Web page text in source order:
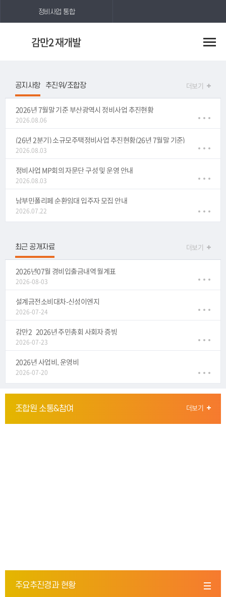
정비사업 통합
감만2 재개발
공지사항
2026년 7월말 기준 부산광역시 정비사업 추진현황
2026.08.06
(26년 2분기) 소규모주택정비사업 추진현황(26년 7월말 기준)
2026.08.03
정비사업 MP회의 자문단 구성 및 운영 안내
2026.08.03
남부민폴리페 순환임대 입주자 모집 안내
2026.07.22
더보기
추진위/조합장
최근 공개자료
2026년07월 경비입출금내역 월계표
2026-08-03
설계금전소비대차-신성이엔지
2026-07-24
감만2_2026년 주민총회 사회자 증빙
2026-07-23
2026년 사업비, 운영비
2026-07-20
더보기
조합원 소통&참여 더보기
주요추진경과 현황